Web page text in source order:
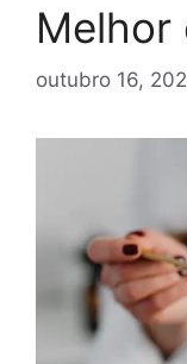
outubro 16,